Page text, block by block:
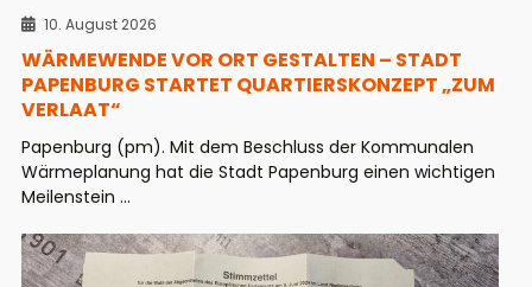
10. August 2026
WÄRMEWENDE VOR ORT GESTALTEN – STADT
PAPENBURG STARTET QUARTIERSKONZEPT „ZUM
VERLAAT“
Papenburg (pm). Mit dem Beschluss der Kommunalen
Wärmeplanung hat die Stadt Papenburg einen wichtigen
Meilenstein ...